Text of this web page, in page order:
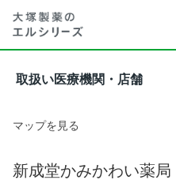
取扱い医療機関・店舗
マップを見る
新成堂かみかわい薬局